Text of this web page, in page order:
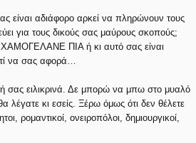
είναι αδιάφορο αρκεί να πληρώνουν τους
για τους δικούς σας μαύρους σκοπούς;
ΧΑΜΟΓΕΛΑΝΕ ΠΙΑ ή κι αυτό σας είναι
να σας αφορά…
σας ειλικρινά. Δε μπορώ να μπω στο μυαλό
κι εσείς. Ξέρω όμως ότι δεν θέλετε
ρομαντικοί, ονειροπόλοι, δημιουργικοί,